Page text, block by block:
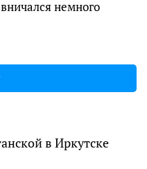
немного
в Иркутске